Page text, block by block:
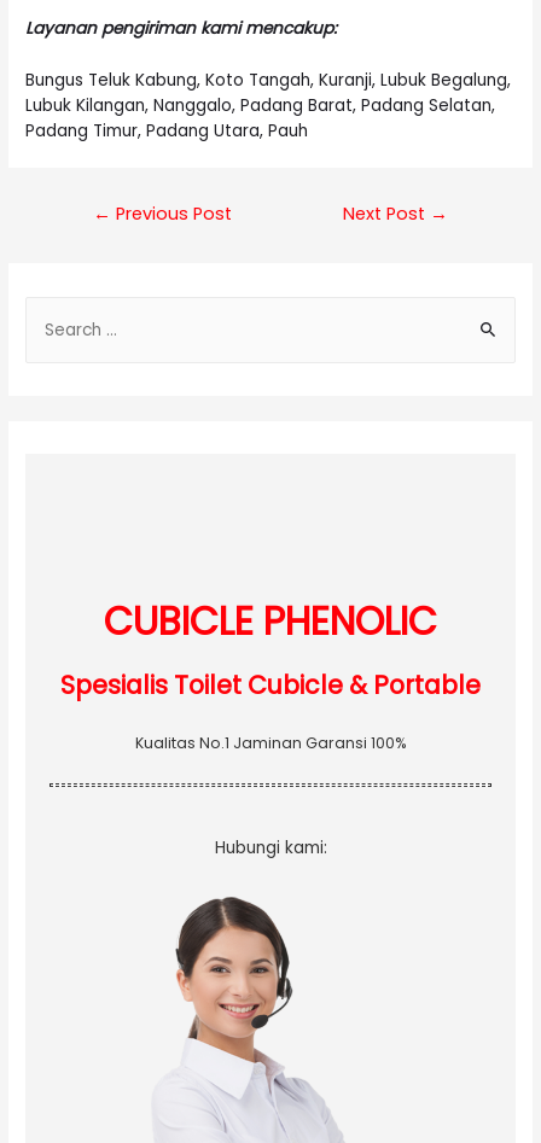
Layanan pengiriman kami mencakup:
Bungus Teluk Kabung, Koto Tangah, Kuranji, Lubuk Begalung,
Lubuk Kilangan, Nanggalo, Padang Barat, Padang Selatan,
Padang Timur, Padang Utara, Pauh
Post
← Previous Post Next Post →
CUBICLE PHENOLIC
Spesialis Toilet Cubicle & Portable
Kualitas No.1 Jaminan Garansi 100%
Hubungi kami: